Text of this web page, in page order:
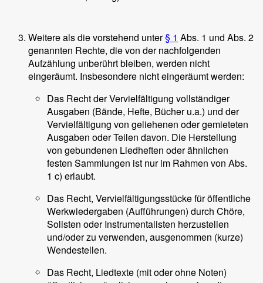
Weitere als die vorstehend unter§ 1 Abs. 1 und Abs. 2
genannten Rechte, die von der nachfolgenden
Aufzählung unberührt bleiben, werden nicht
eingeräumt. Insbesondere nicht eingeräumt werden:
Das Recht der Vervielfältigung vollständiger
Ausgaben (Bände, Hefte, Bücher u.a.) und der
Vervielfältigung von geliehenen oder gemieteten
Ausgaben oder Teilen davon. Die Herstellung
von gebundenen Liedheften oder ähnlichen
festen Sammlungen ist nur im Rahmen von Abs.
1 c) erlaubt.
Das Recht, Vervielfältigungsstücke für öffentliche
Werkwiedergaben (Aufführungen) durch Chöre,
Solisten oder Instrumentalisten herzustellen
und/oder zu verwenden, ausgenommen (kurze)
Wendestellen.
Das Recht, Liedtexte (mit oder ohne Noten)